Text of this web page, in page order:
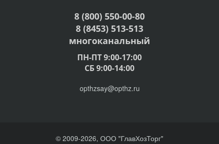
8 (800) 550-00-80
8 (8453) 513-513
многоканальный
ПН-ПТ 9:00-17:00
СБ 9:00-14:00
opthzsay@opthz.ru
© 2009-2026, ООО "ГлавХозТорг"